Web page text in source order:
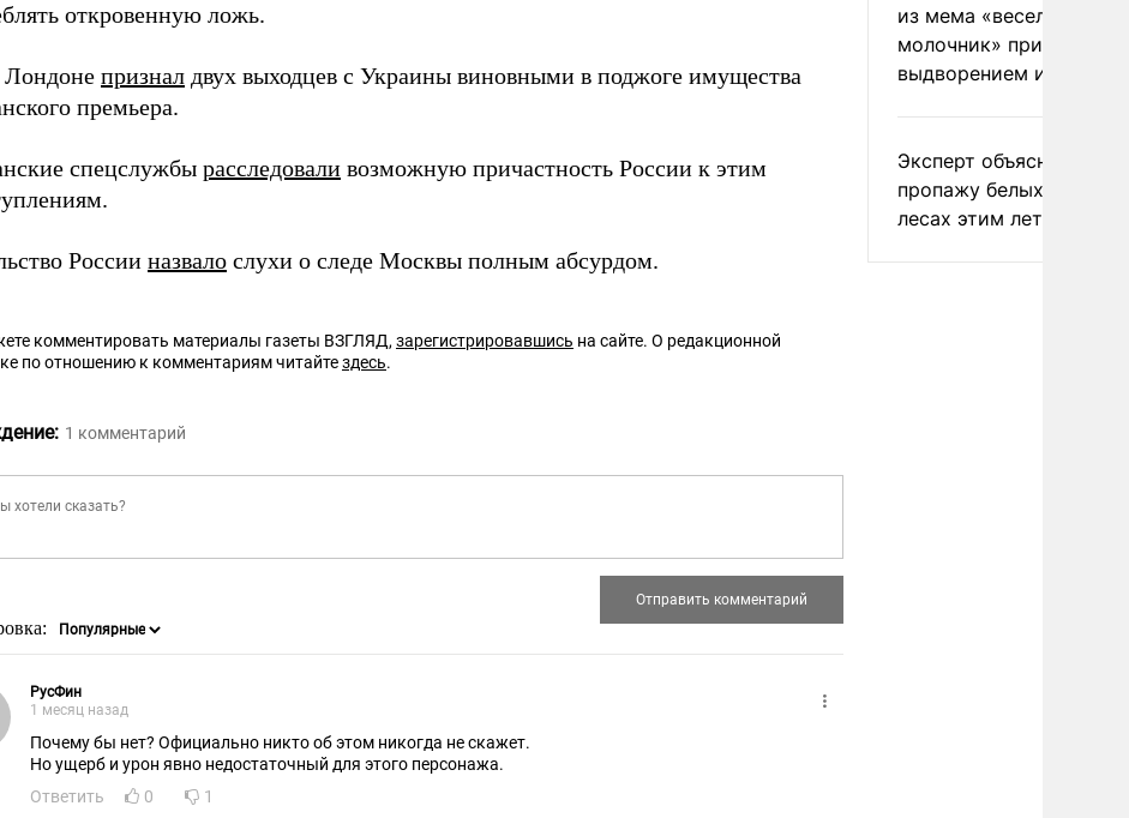
откровенную ложь.
Лондоне признал двух выходцев с Украины виновными в поджоге имущества
премьера.
спецслужбы расследовали возможную причастность России к этим
России назвало слухи о следе Москвы полным абсурдом.
комментировать материалы газеты ВЗГЛЯД, зарегистрировавшись на сайте. О редакционной
по отношению к комментариям читайтездесь.
1 комментарий
РусФин
1 месяц назад
Почему бы нет? Официально никто об этом никогда не скажет.
Но ущерб и урон явно недостаточный для этого персонажа.
Ответить
0 1
из мема «веселый
молочник» пригрозили
выдворением из
Эксперт объяснил
пропажу белых грибов
лесах этим летом